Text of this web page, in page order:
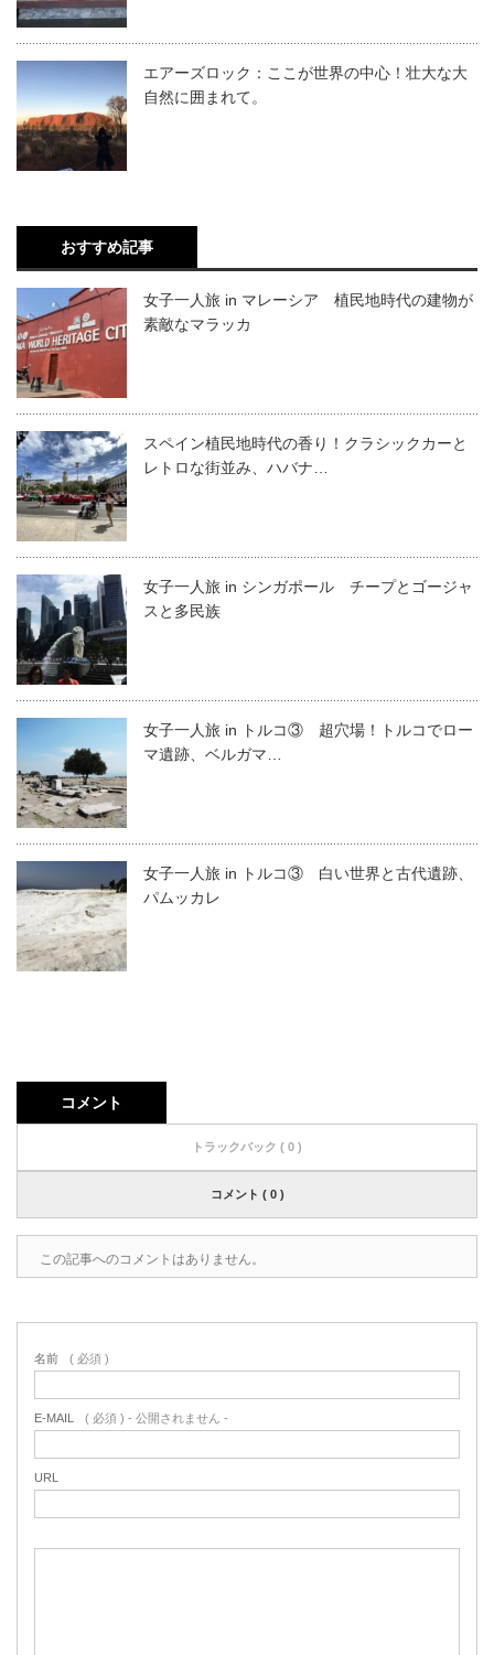
エアーズロック：ここが世界の中心！壮大な大
自然に囲まれて。
おすすめ記事
女子一人旅 in マレーシア 植民地時代の建物が
素敵なマラッカ
スペイン植民地時代の香り！クラシックカーと
レトロな街並み、ハバナ…
女子一人旅 in シンガポール チープとゴージャ
スと多民族
女子一人旅 in トルコ③ 超穴場！トルコでロー
マ遺跡、ベルガマ…
女子一人旅 in トルコ③ 白い世界と古代遺跡、
パムッカレ
コメント
トラックバック ( 0 )
コメント ( 0 )
この記事へのコメントはありません。
名前 ( 必須 )
E-MAIL ( 必須 ) - 公開されません -
URL